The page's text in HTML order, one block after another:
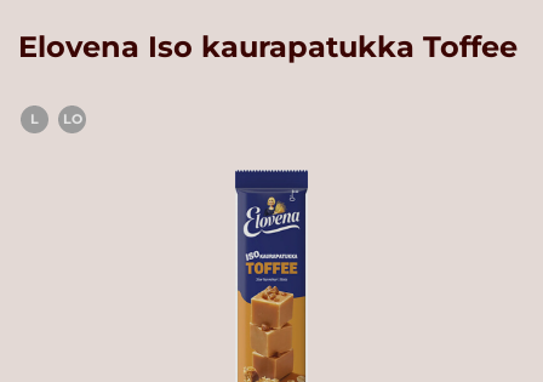
Elovena Iso kaurapatukka Toffee
L LO